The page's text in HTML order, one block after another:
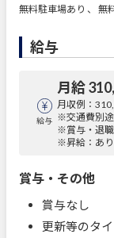
無料駐車場あり 、 無
給与
給与
月給
月収例：
※交通費別
※賞与・退
※昇給：あり
賞与・その他
賞与なし
更新等のタ